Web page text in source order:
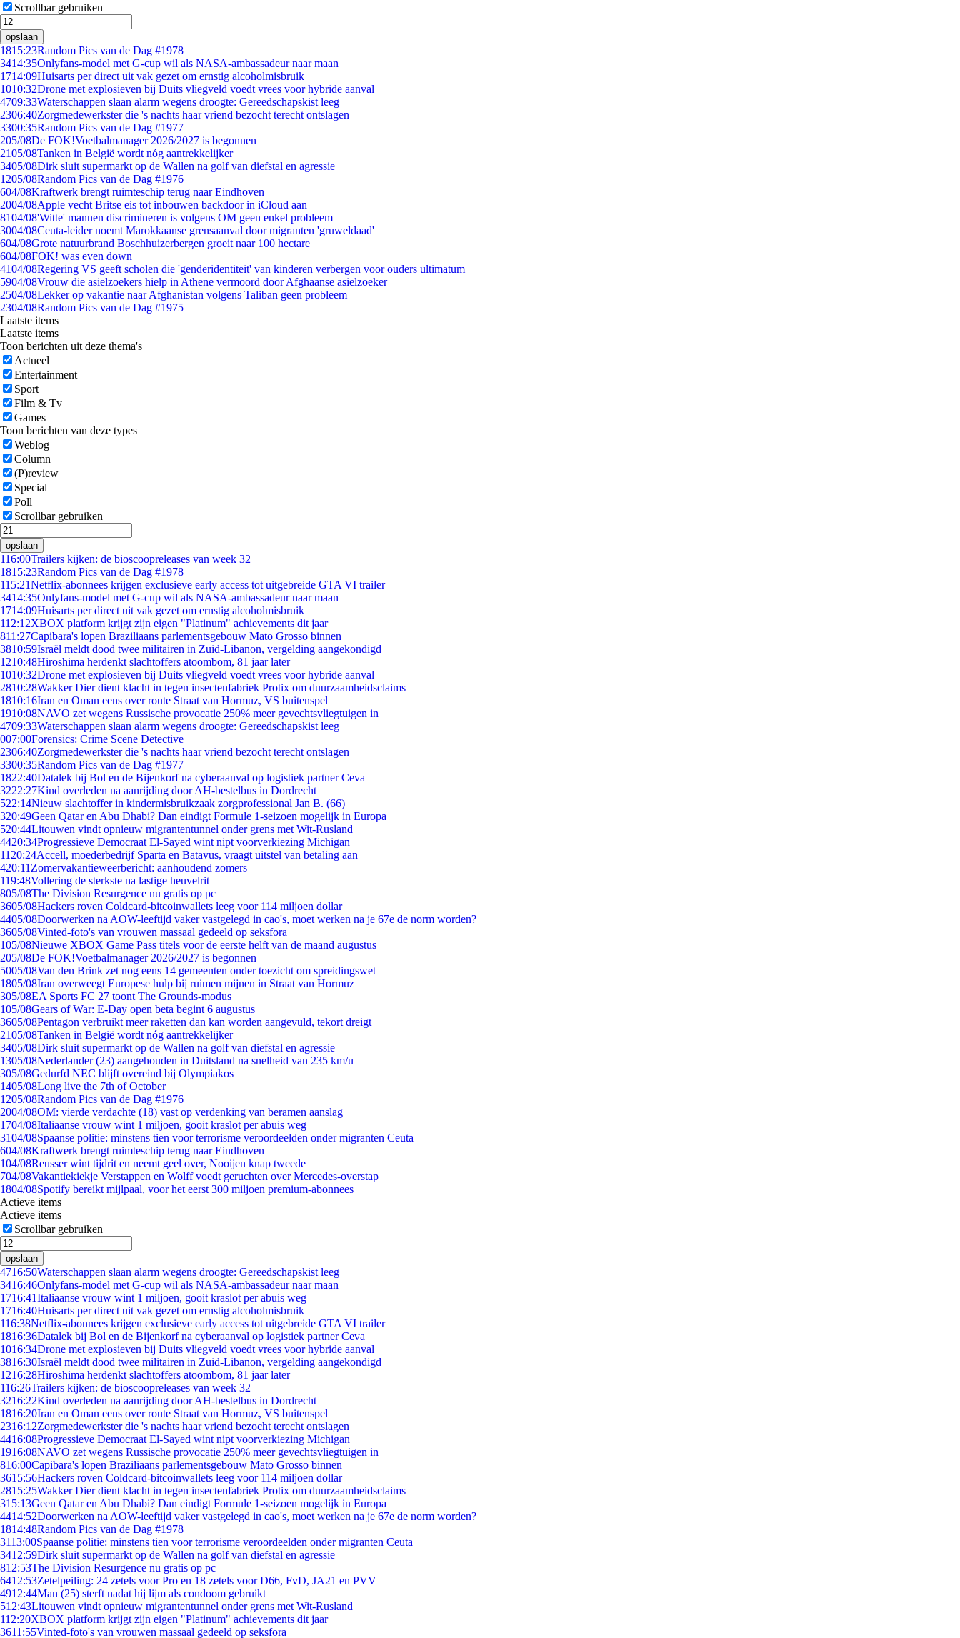
Scrollbar gebruiken
opslaan
1815:23Random Pics van de Dag #1978
3414:35Onlyfans-model met G-cup wil als NASA-ambassadeur naar maan
1714:09Huisarts per direct uit vak gezet om ernstig alcoholmisbruik
1010:32Drone met explosieven bij Duits vliegveld voedt vrees voor hybride aanval
4709:33Waterschappen slaan alarm wegens droogte: Gereedschapskist leeg
2306:40Zorgmedewerkster die 's nachts haar vriend bezocht terecht ontslagen
3300:35Random Pics van de Dag #1977
205/08De FOK!Voetbalmanager 2026/2027 is begonnen
2105/08Tanken in België wordt nóg aantrekkelijker
3405/08Dirk sluit supermarkt op de Wallen na golf van diefstal en agressie
1205/08Random Pics van de Dag #1976
604/08Kraftwerk brengt ruimteschip terug naar Eindhoven
2004/08Apple vecht Britse eis tot inbouwen backdoor in iCloud aan
8104/08'Witte' mannen discrimineren is volgens OM geen enkel probleem
3004/08Ceuta-leider noemt Marokkaanse grensaanval door migranten 'gruweldaad'
604/08Grote natuurbrand Boschhuizerbergen groeit naar 100 hectare
604/08FOK! was even down
4104/08Regering VS geeft scholen die 'genderidentiteit' van kinderen verbergen voor ouders ultimatum
5904/08Vrouw die asielzoekers hielp in Athene vermoord door Afghaanse asielzoeker
2504/08Lekker op vakantie naar Afghanistan volgens Taliban geen probleem
2304/08Random Pics van de Dag #1975
Laatste items
Laatste items
Toon berichten uit deze thema's
Actueel
Entertainment
Sport
Film & Tv
Games
Toon berichten van deze types
Weblog
Column
(P)review
Special
Poll
Scrollbar gebruiken
opslaan
116:00Trailers kijken: de bioscoopreleases van week 32
1815:23Random Pics van de Dag #1978
115:21Netflix-abonnees krijgen exclusieve early access tot uitgebreide GTA VI trailer
3414:35Onlyfans-model met G-cup wil als NASA-ambassadeur naar maan
1714:09Huisarts per direct uit vak gezet om ernstig alcoholmisbruik
112:12XBOX platform krijgt zijn eigen "Platinum" achievements dit jaar
811:27Capibara's lopen Braziliaans parlementsgebouw Mato Grosso binnen
3810:59Israël meldt dood twee militairen in Zuid-Libanon, vergelding aangekondigd
1210:48Hiroshima herdenkt slachtoffers atoombom, 81 jaar later
1010:32Drone met explosieven bij Duits vliegveld voedt vrees voor hybride aanval
2810:28Wakker Dier dient klacht in tegen insectenfabriek Protix om duurzaamheidsclaims
1810:16Iran en Oman eens over route Straat van Hormuz, VS buitenspel
1910:08NAVO zet wegens Russische provocatie 250% meer gevechtsvliegtuigen in
4709:33Waterschappen slaan alarm wegens droogte: Gereedschapskist leeg
007:00Forensics: Crime Scene Detective
2306:40Zorgmedewerkster die 's nachts haar vriend bezocht terecht ontslagen
3300:35Random Pics van de Dag #1977
1822:40Datalek bij Bol en de Bijenkorf na cyberaanval op logistiek partner Ceva
3222:27Kind overleden na aanrijding door AH-bestelbus in Dordrecht
522:14Nieuw slachtoffer in kindermisbruikzaak zorgprofessional Jan B. (66)
320:49Geen Qatar en Abu Dhabi? Dan eindigt Formule 1-seizoen mogelijk in Europa
520:44Litouwen vindt opnieuw migrantentunnel onder grens met Wit-Rusland
4420:34Progressieve Democraat El-Sayed wint nipt voorverkiezing Michigan
11 20:24Accell, moederbedrijf Sparta en Batavus, vraagt uitstel van betaling aan
420:11 Zomervakantieweerbericht: aanhoudend zomers
119:48Vollering de sterkste na lastige heuvelrit
805/08The Division Resurgence nu gratis op pc
3605/08Hackers roven Coldcard-bitcoinwallets leeg voor 114 miljoen dollar
4405/08Doorwerken na AOW-leeftijd vaker vastgelegd in cao's, moet werken na je 67e de norm worden?
3605/08Vinted-foto's van vrouwen massaal gedeeld op seksfora
105/08Nieuwe XBOX Game Pass titels voor de eerste helft van de maand augustus
205/08De FOK!Voetbalmanager 2026/2027 is begonnen
5005/08Van den Brink zet nog eens 14 gemeenten onder toezicht om spreidingswet
1805/08Iran overweegt Europese hulp bij ruimen mijnen in Straat van Hormuz
305/08EA Sports FC 27 toont The Grounds-modus
105/08Gears of War: E-Day open beta begint 6 augustus
3605/08Pentagon verbruikt meer raketten dan kan worden aangevuld, tekort dreigt
2105/08Tanken in België wordt nóg aantrekkelijker
3405/08Dirk sluit supermarkt op de Wallen na golf van diefstal en agressie
1305/08Nederlander (23) aangehouden in Duitsland na snelheid van 235 km/u
305/08Gedurfd NEC blijft overeind bij Olympiakos
1405/08Long live the 7th of October
1205/08Random Pics van de Dag #1976
2004/08OM: vierde verdachte (18) vast op verdenking van beramen aanslag
1704/08Italiaanse vrouw wint 1 miljoen, gooit kraslot per abuis weg
3104/08Spaanse politie: minstens tien voor terrorisme veroordeelden onder migranten Ceuta
604/08Kraftwerk brengt ruimteschip terug naar Eindhoven
104/08Reusser wint tijdrit en neemt geel over, Nooijen knap tweede
704/08Vakantiekiekje Verstappen en Wolff voedt geruchten over Mercedes-overstap
1804/08Spotify bereikt mijlpaal, voor het eerst 300 miljoen premium-abonnees
Actieve items
Actieve items
Scrollbar gebruiken
opslaan
4716:50Waterschappen slaan alarm wegens droogte: Gereedschapskist leeg
3416:46Onlyfans-model met G-cup wil als NASA-ambassadeur naar maan
1716:41Italiaanse vrouw wint 1 miljoen, gooit kraslot per abuis weg
1716:40Huisarts per direct uit vak gezet om ernstig alcoholmisbruik
116:38Netflix-abonnees krijgen exclusieve early access tot uitgebreide GTA VI trailer
1816:36Datalek bij Bol en de Bijenkorf na cyberaanval op logistiek partner Ceva
1016:34Drone met explosieven bij Duits vliegveld voedt vrees voor hybride aanval
3816:30Israël meldt dood twee militairen in Zuid-Libanon, vergelding aangekondigd
1216:28Hiroshima herdenkt slachtoffers atoombom, 81 jaar later
116:26Trailers kijken: de bioscoopreleases van week 32
3216:22Kind overleden na aanrijding door AH-bestelbus in Dordrecht
1816:20Iran en Oman eens over route Straat van Hormuz, VS buitenspel
2316:12Zorgmedewerkster die 's nachts haar vriend bezocht terecht ontslagen
4416:08Progressieve Democraat El-Sayed wint nipt voorverkiezing Michigan
1916:08NAVO zet wegens Russische provocatie 250% meer gevechtsvliegtuigen in
816:00Capibara's lopen Braziliaans parlementsgebouw Mato Grosso binnen
3615:56Hackers roven Coldcard-bitcoinwallets leeg voor 114 miljoen dollar
2815:25Wakker Dier dient klacht in tegen insectenfabriek Protix om duurzaamheidsclaims
315:13Geen Qatar en Abu Dhabi? Dan eindigt Formule 1-seizoen mogelijk in Europa
4414:52Doorwerken na AOW-leeftijd vaker vastgelegd in cao's, moet werken na je 67e de norm worden?
1814:48Random Pics van de Dag #1978
3113:00Spaanse politie: minstens tien voor terrorisme veroordeelden onder migranten Ceuta
3412:59Dirk sluit supermarkt op de Wallen na golf van diefstal en agressie
812:53The Division Resurgence nu gratis op pc
6412:53Zetelpeiling: 24 zetels voor Pro en 18 zetels voor D66, FvD, JA21 en PVV
4912:44Man (25) sterft nadat hij lijm als condoom gebruikt
512:43Litouwen vindt opnieuw migrantentunnel onder grens met Wit-Rusland
112:20XBOX platform krijgt zijn eigen "Platinum" achievements dit jaar
3611:55Vinted-foto's van vrouwen massaal gedeeld op seksfora